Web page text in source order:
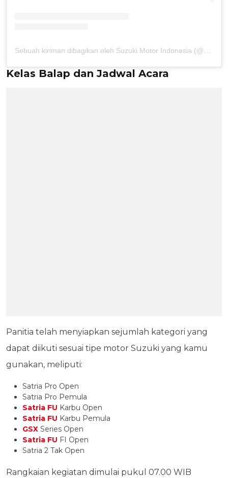
Sebuah kiriman dibagikan oleh Suzuki Motor Indonesia (@suzukiindonesiamotor)
Kelas Balap dan Jadwal Acara
Panitia telah menyiapkan sejumlah kategori yang
dapat diikuti sesuai tipe motor Suzuki yang kamu
gunakan, meliputi:
Satria Pro Open
Satria Pro Pemula
Satria FU Karbu Open
Satria FU Karbu Pemula
GSX Series Open
Satria FU FI Open
Satria 2 Tak Open
Rangkaian kegiatan dimulai pukul 07.00 WIB